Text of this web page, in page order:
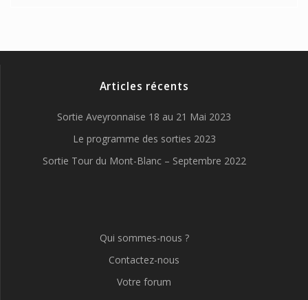
Articles récents
Sortie Aveyronnaise 18 au 21 Mai 2023
Le programme des sorties 2023
Sortie Tour du Mont-Blanc – Septembre 2022
Qui sommes-nous ?
Contactez-nous
Votre forum